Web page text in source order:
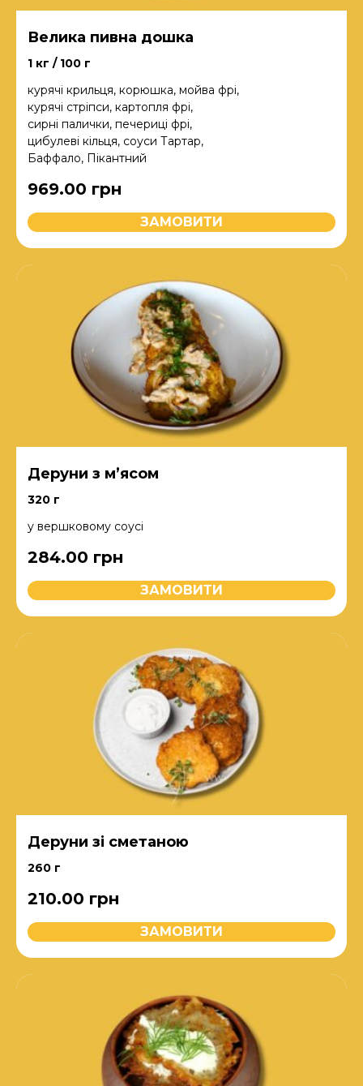
Велика пивна дошка
1 кг / 100 г
курячі крильця, корюшка, мойва фрі,
курячі стріпси, картопля фрі,
сирні палички, печериці фрі,
цибулеві кільця, соуси Тартар,
Баффало, Пікантний
969.00 грн
ЗАМОВИТИ
Деруни з м’ясом
320 г
у вершковому соусі
284.00 грн
ЗАМОВИТИ
Деруни зі сметаною
260 г
210.00 грн
ЗАМОВИТИ